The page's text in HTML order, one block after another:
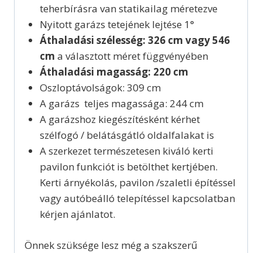
teherbírásra van statikailag méretezve
Nyitott garázs tetejének lejtése 1°
Áthaladási szélesség: 326 cm vagy 546
cm a választott méret függvényében
Áthaladási magasság: 220 cm
Oszloptávolságok: 309 cm
A garázs teljes magassága: 244 cm
A garázshoz kiegészítésként kérhet
szélfogó / belátásgátló oldalfalakat is
A szerkezet természetesen kiváló kerti
pavilon funkciót is betölthet kertjében.
Kerti árnyékolás, pavilon /szaletli építéssel
vagy autóbeálló telepítéssel kapcsolatban
kérjen ajánlatot.
Önnek szüksége lesz még a szakszerű